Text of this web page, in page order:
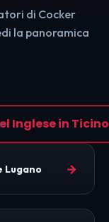
di Cocker
la panoramica
Inglese in Ticino
Lugano →